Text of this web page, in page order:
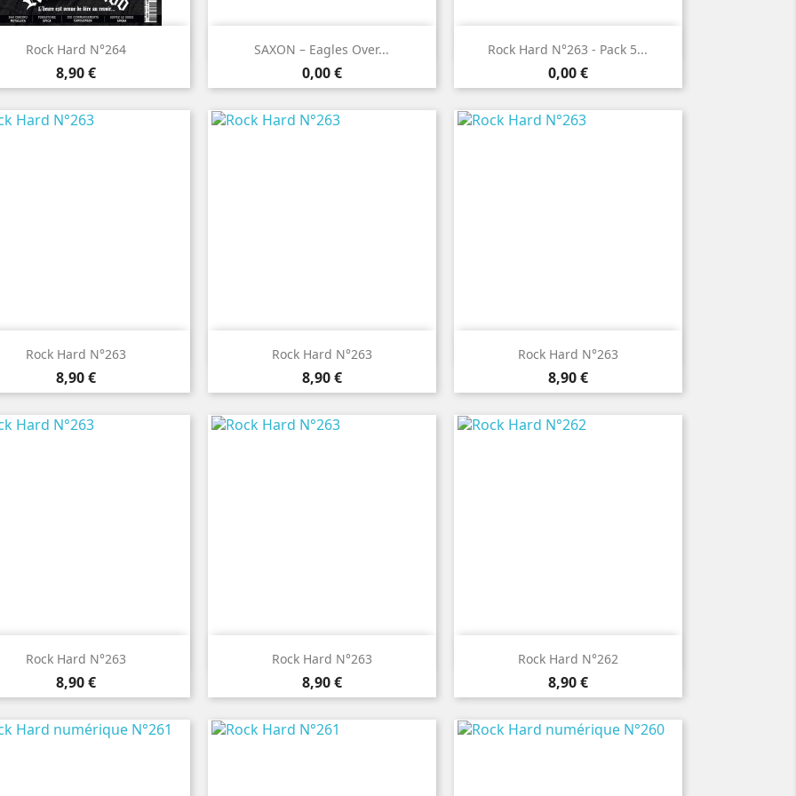
Rock Hard N°264
Prix
8,90 €
 Aperçu rapide SAXON – Eagles Over...
Prix
0,00 €
 Aperçu rapide Rock Hard N°263 - Pack 5...
Prix
0,00 €
 Aperçu rapide
Rock Hard N°263
Prix
8,90 €
 Aperçu rapide Rock Hard N°263
Prix
8,90 €
 Aperçu rapide Rock Hard N°263
Prix
8,90 €
 Aperçu rapide
Rock Hard N°263
Prix
8,90 €
 Aperçu rapide Rock Hard N°263
Prix
8,90 €
 Aperçu rapide Rock Hard N°262
Prix
8,90 €
 Aperçu rapide